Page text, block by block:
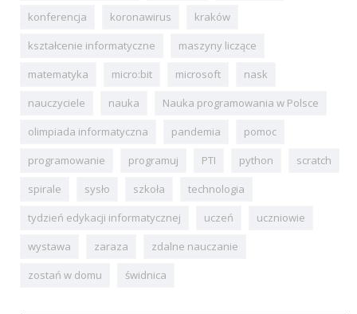
konferencja
koronawirus
kraków
kształcenie informatyczne
maszyny liczące
matematyka
micro:bit microsoft
nask
nauczyciele
nauka
Nauka programowania w Polsce
olimpiada informatyczna
pandemia
pomoc
programowanie
programuj PTI python
scratch
spirale
sysło szkoła
technologia
tydzień edykacji informatycznej
uczeń
uczniowie
wystawa
zaraza
zdalne nauczanie
zostań w domu
świdnica